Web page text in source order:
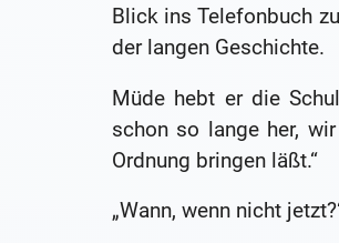
Blick ins Telefonbuch
der langen Geschichte.
Müde hebt er die
schon so lange her,
Ordnung bringen läßt.“
„Wann, wenn nicht